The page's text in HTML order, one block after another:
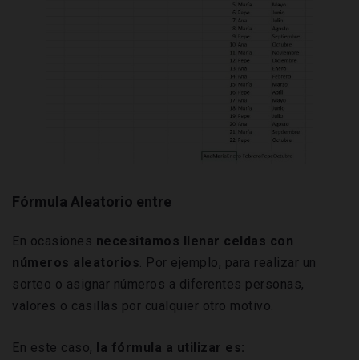
Fórmula Aleatorio entre
En ocasiones necesitamos llenar celdas con
números aleatorios. Por ejemplo, para realizar un
sorteo o asignar números a diferentes personas,
valores o casillas por cualquier otro motivo.
En este caso, la fórmula a utilizar es: